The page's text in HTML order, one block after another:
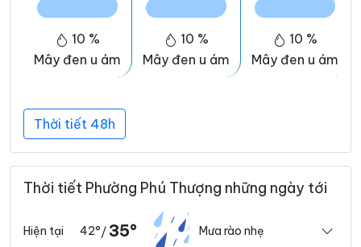
10 %
Mây đen u ám
10 %
Mây đen u ám
10 %
Mây đen u ám
Thời tiết 48h
Thời tiết Phường Phú Thượng những ngày tới
Hiện tại 42°/ 35° Mưa rào nhẹ